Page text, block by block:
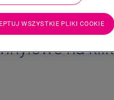
na klik
WSZYSTKIE PLIKI COOKIE